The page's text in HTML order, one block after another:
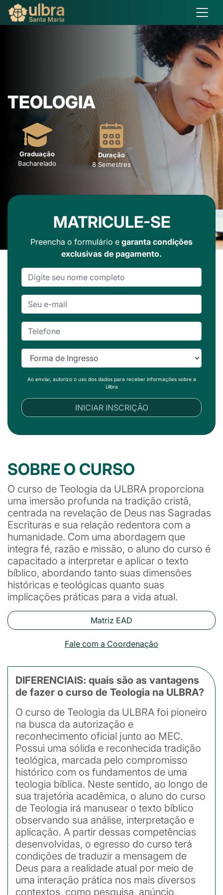
TEOLOGIA
Graduação
Bacharelado
Duração
8 Semestres
MATRICULE-SE
Preencha o formulário e garanta condições
exclusivas de pagamento.
Ao enviar, autorizo o uso dos dados para receber informações sobre a
Ulbra
INICIAR INSCRIÇÃO
SOBRE O CURSO
O curso de Teologia da ULBRA proporciona
uma imersão profunda na tradição cristã,
centrada na revelação de Deus nas Sagradas
Escrituras e sua relação redentora com a
humanidade. Com uma abordagem que
integra fé, razão e missão, o aluno do curso é
capacitado a interpretar e aplicar o texto
bíblico, abordando tanto suas dimensões
históricas e teológicas quanto suas
implicações práticas para a vida atual.
Matriz EAD
Fale com a Coordenação
DIFERENCIAIS: quais são as vantagens
de fazer o curso de Teologia na ULBRA?
O curso de Teologia da ULBRA foi pioneiro
na busca da autorização e
reconhecimento oficial junto ao MEC.
Possui uma sólida e reconhecida tradição
teológica, marcada pelo compromisso
histórico com os fundamentos de uma
teologia bíblica. Neste sentido, ao longo de
sua trajetória acadêmica, o aluno do curso
de Teologia irá manusear o texto bíblico
observando sua análise, interpretação e
aplicação. A partir dessas competências
desenvolvidas, o egresso do curso terá
condições de traduzir a mensagem de
Deus para a realidade atual por meio de
uma interação prática nos mais diversos
contextos, como pesquisa, anúncio,